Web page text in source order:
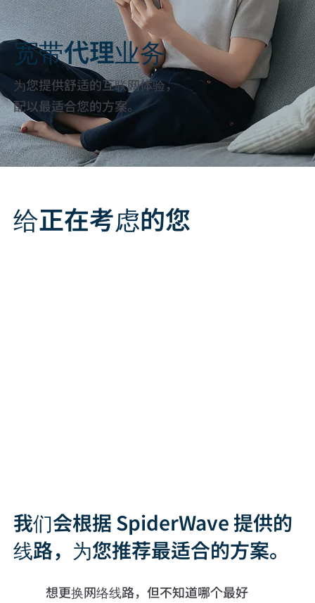
宽带代理业务
为您提供舒适的互联网体验，
配以最适合您的方案。
我们会根据 SpiderWave 提供的
线路，为您推荐最适合的方案。
想更换网络线路，但不知道哪个最好
给正在考虑的您